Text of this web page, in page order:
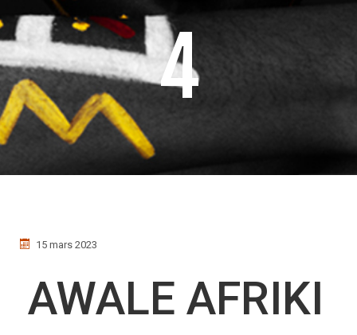
4
15 mars 2023
AWALE AFRIKI